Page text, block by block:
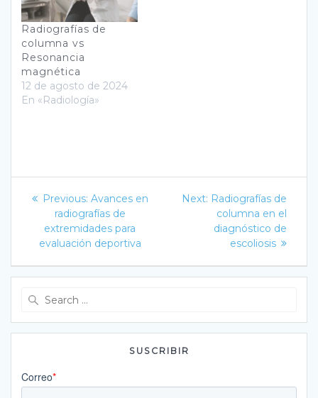
ubicación y la gravedad
de la lesión. También
facilita la planificación
de un tratamiento…
Radiografías de
columna vs
Resonancia
magnética
12 de agosto de 2024
En «Radiología»
Navegación
entradas
Previous: Previous
post:
Avances en
radiografías de
extremidades para
evaluación deportiva
Next: Next
post:
Radiografías de
columna en el
diagnóstico de
escoliosis
SUSCRIBIR